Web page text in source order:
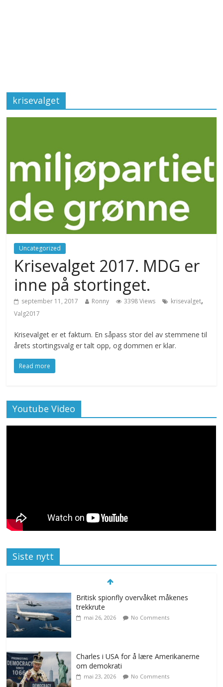
krisevalget
Uncategorized
Krisevalget 2017. MDG er
inne på stortinget.
september 11, 2017 Ronny 3398 Views krisevalget,
Valg2017
Krisevalget er et faktum. En såpass stor del av stemmene til
årets stortingsvalg er talt opp, og dommen er klar.
Read more
Youtube Video
Siste nytt
Britisk spionfly overvåket måkenes
trekkrute
mai 26, 2026 No Comments
Charles i USA for å lære Amerikanerne
om demokrati
mai 23, 2026 No Comments